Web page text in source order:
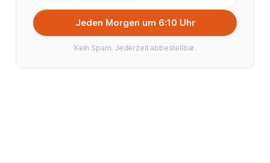
Jeden Morgen um 6:10 Uhr
Kein Spam. Jederzeit abbestellbar.